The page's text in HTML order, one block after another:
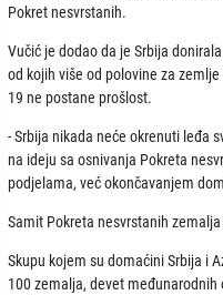
Pokret nesvrstanih.
Vučić je dodao da je Srbija
od kojih više od polovine za
19 ne postane prošlost.
- Srbija nikada neće okrenuti leđa
na ideju sa osnivanja Pokreta
podjelama, već okončavanjem
Samit Pokreta nesvrstanih
Skupu kojem su domaćini Srbija i
100 zemalja, devet